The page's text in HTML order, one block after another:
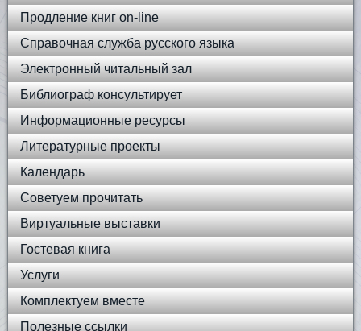
Продление книг on-line
Справочная служба русского языка
Электронный читальный зал
Библиограф консультирует
Информационные ресурсы
Литературные проекты
Календарь
Советуем прочитать
Виртуальные выставки
Гостевая книга
Услуги
Комплектуем вместе
Полезные ссылки